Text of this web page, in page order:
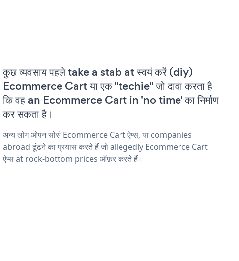
कुछ व्यवसाय पहले take a stab at स्वयं करें (diy)
Ecommerce Cart या एक "techie" जो दावा करता है
कि वह an Ecommerce Cart in 'no time' का निर्माण
कर सकता है।
अन्य लोग ओपन सोर्स Ecommerce Cart ऐप्स, या companies
abroad ढूंढने का प्रयास करते हैं जो allegedly Ecommerce Cart
ऐप्स at rock-bottom prices ऑफ़र करते हैं।